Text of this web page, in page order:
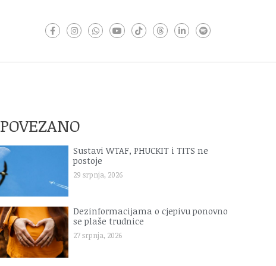
POVEZANO
Sustavi WTAF, PHUCKIT i TITS ne
postoje
29 srpnja, 2026
Dezinformacijama o cjepivu ponovno
se plaše trudnice
27 srpnja, 2026